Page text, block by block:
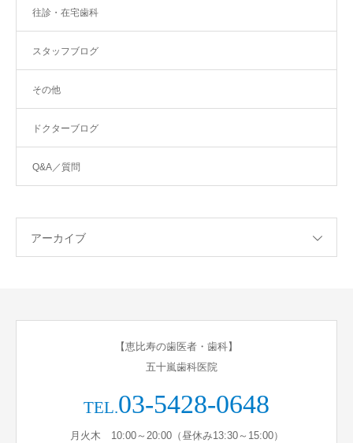
往診・在宅歯科
スタッフブログ
その他
ドクターブログ
Q&A／質問
アーカイブ
【恵比寿の歯医者・歯科】
五十嵐歯科医院
TEL.03-5428-0648
月火木 10:00～20:00（昼休み13:30～15:00）